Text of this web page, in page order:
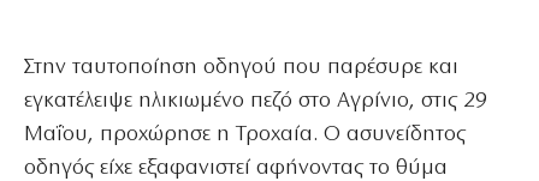
Στην ταυτοποίηση οδηγού που παρέσυρε και
εγκατέλειψε ηλικιωμένο πεζό στο Αγρίνιο, στις 29
Μαΐου, προχώρησε η Τροχαία. Ο ασυνείδητος
οδηγός είχε εξαφανιστεί αφήνοντας το θύμα